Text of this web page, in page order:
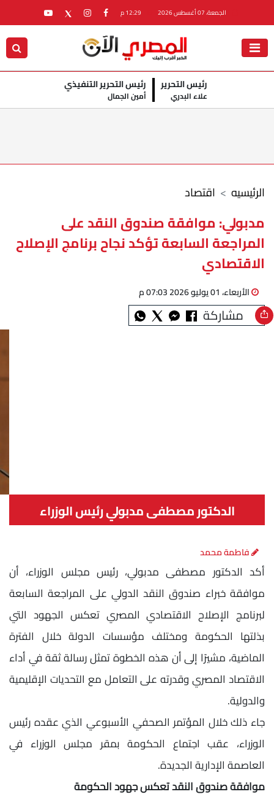
الجمعة، 07 أغسطس 2026
رئيس التحرير
علاء البدري
رئيس التحرير التنفيذي
أمين الجمال
اقتصاد الرئيسيه
مدبولي: موافقة صندوق النقد على
المراجعة السابعة تؤكد نجاح برنامج الإصلاح
الاقتصادي
الأربعاء، 01 يوليو 2026 07:03 م
مشاركة
الدكتور مصطفى مدبولي رئيس الوزراء
فاطمة محمد
أكد الدكتور مصطفى مدبولي، رئيس مجلس الوزراء، أن
موافقة خبراء صندوق النقد الدولي على المراجعة السابعة
لبرنامج الإصلاح الاقتصادي المصري تعكس الجهود التي
بذلتها الحكومة ومختلف مؤسسات الدولة خلال الفترة
الماضية، مشيرًا إلى أن هذه الخطوة تمثل رسالة ثقة في أداء
الاقتصاد المصري وقدرته على التعامل مع التحديات الإقليمية
والدولية.
جاء ذلك خلال المؤتمر الصحفي الأسبوعي الذي عقده رئيس
الوزراء، عقب اجتماع الحكومة بمقر مجلس الوزراء في
العاصمة الإدارية الجديدة.
موافقة صندوق النقد تعكس جهود الحكومة